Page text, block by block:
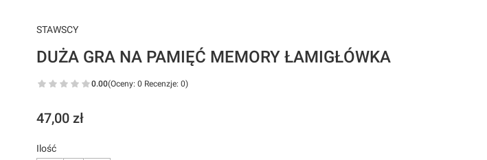
STAWSCY
DUŻA GRA NA PAMIĘĆ MEMORY ŁAMIGŁÓWKA
0.00(Oceny: 0 Recenzje: 0)
Cena
47,00 zł
Ilość